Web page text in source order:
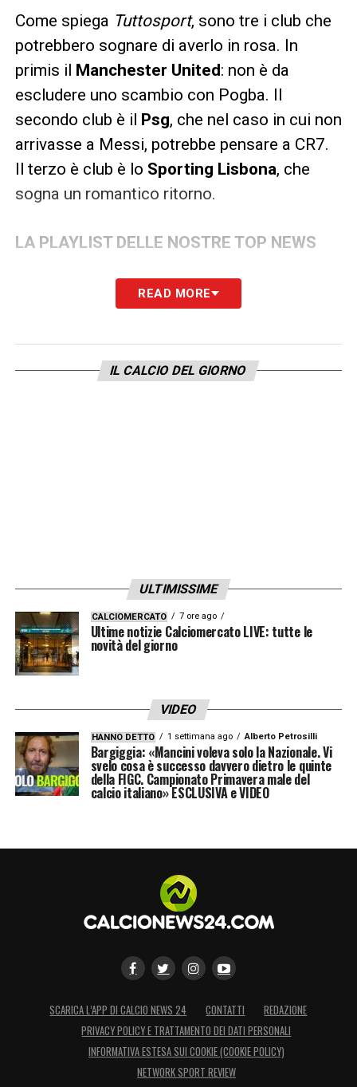
Come spiega Tuttosport, sono tre i club che
potrebbero sognare di averlo in rosa. In
primis il
Manchester United: non è da
escludere uno scambio con Pogba. Il
secondo club è il
Psg, che nel caso in cui non
arrivasse a Messi, potrebbe pensare a CR7.
Il terzo è club è lo Sporting Lisbona, che
sogna un romantico ritorno.
LA PLAYLIST DELLE NOSTRE TOP NEWS
READ MORE
IL CALCIO DEL GIORNO
ULTIMISSIME
CALCIOMERCATO 7 ore ago
Ultime notizie Calciomercato LIVE: tutte le
novità del giorno
VIDEO
HANNO DETTO 1 settimana ago Alberto Petrosilli
Bargiggia: «Mancini voleva solo la Nazionale. Vi
svelo cosa è successo davvero dietro le quinte
della FIGC. Campionato Primavera male del
calcio italiano» ESCLUSIVA e VIDEO
SCARICA L’APP DI CALCIO NEWS 24 CONTATTI
REDAZIONE
PRIVACY POLICY E TRATTAMENTO DEI DATI PERSONALI
INFORMATIVA ESTESA SUI COOKIE (COOKIE POLICY)
NETWORK SPORT REVIEW